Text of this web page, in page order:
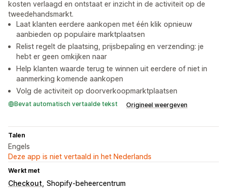
kosten verlaagd en ontstaat er inzicht in de activiteit op de
tweedehandsmarkt.
Laat klanten eerdere aankopen met één klik opnieuw
aanbieden op populaire marktplaatsen
Relist regelt de plaatsing, prijsbepaling en verzending: je
hebt er geen omkijken naar
Help klanten waarde terug te winnen uit eerdere of niet in
aanmerking komende aankopen
Volg de activiteit op doorverkoopmarktplaatsen
Bevat automatisch vertaalde tekst Origineel weergeven
Talen
Engels
Deze app is niet vertaald in het Nederlands
Werkt met
Checkout Shopify-beheercentrum